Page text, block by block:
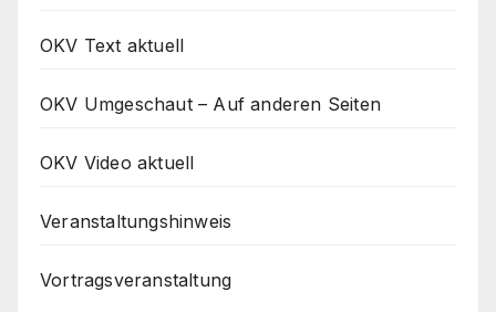
OKV Text aktuell
OKV Umgeschaut – Auf anderen Seiten
OKV Video aktuell
Veranstaltungshinweis
Vortragsveranstaltung